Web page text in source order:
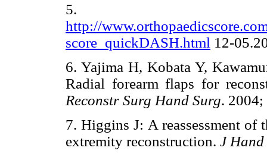
5.
http://
score_quickDASH.html 12-
6. Yajima H, Kobata Y,
Radial forearm flaps for
Reconstr Surg Hand Surg.
7. Higgins J: A reassessment
extremity reconstruction. J Hand